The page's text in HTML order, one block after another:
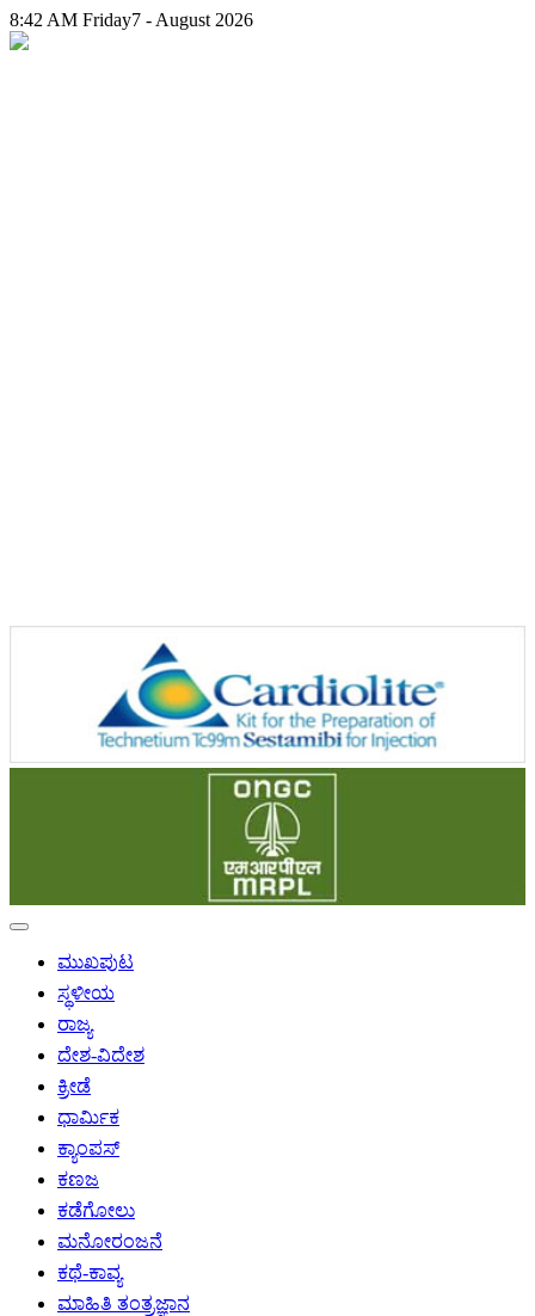
8:42 AM Friday7 - August 2026
ಮುಖಪುಟ
ಸ್ಥಳೀಯ
ರಾಜ್ಯ
ದೇಶ-ವಿದೇಶ
ಕ್ರೀಡೆ
ಧಾರ್ಮಿಕ
ಕ್ಯಾಂಪಸ್
ಕಣಜ
ಕಡೆಗೋಲು
ಮನೋರಂಜನೆ
ಕಥೆ-ಕಾವ್ಯ
ಮಾಹಿತಿ ತಂತ್ರಜ್ಞಾನ